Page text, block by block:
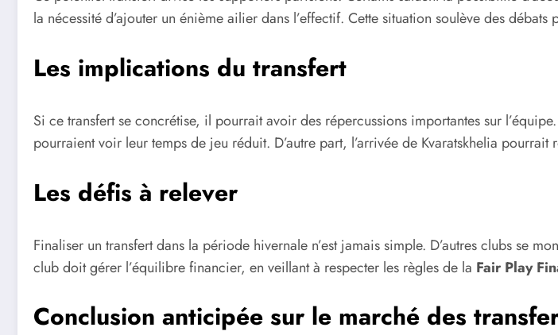
la nécessité d’ajouter un énième ailier dans l’effectif. Cette situation soulève des
Les implications du transfert
Si ce transfert se concrétise, il pourrait avoir des répercussions importantes sur
pourraient voir leur temps de jeu réduit. D’autre part, l’arrivée de Kvaratskhelia
Les défis à relever
Finaliser un transfert dans la période hivernale n’est jamais simple. D’autres clubs se
club doit gérer l’équilibre financier, en veillant à respecter les règles de la Fair Play
Conclusion anticipée sur le marché des